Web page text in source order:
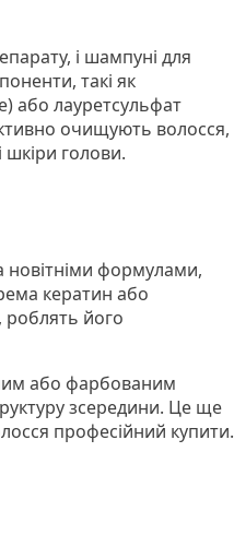
і шампуні для
такі як
або лауретсульфат
очищують волосся,
голови.
новітніми формулами,
кератин або
його
або фарбованим
зсередини. Це ще
професійний купити.